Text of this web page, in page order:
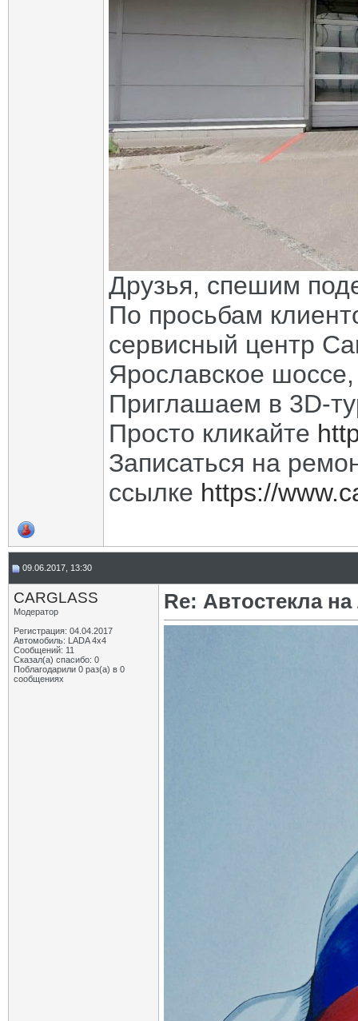
Друзья, спешим
По просьбам
сервисный центр
Ярославское
Приглашаем в 3D-
Просто кликайте
Записаться на
ссылке https://
09.06.2017, 13:30
CARGLASS
Модератор
Регистрация: 04.04.2017
Автомобиль: LADA 4x4
Сообщений: 11
Сказал(а) спасибо: 0
Поблагодарили 0 раз(а) в 0
сообщениях
Re: Автостекла